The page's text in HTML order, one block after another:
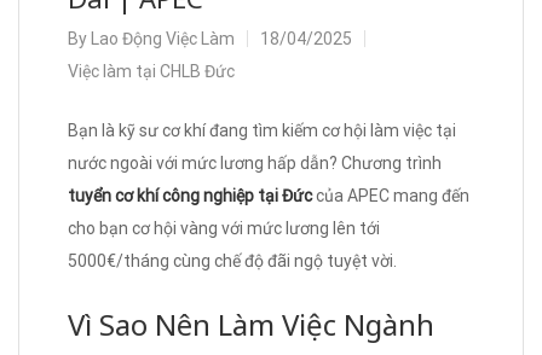
By Lao Động Việc Làm
18/04/2025
Việc làm tại CHLB Đức
Bạn là kỹ sư cơ khí đang tìm kiếm cơ hội làm việc tại
nước ngoài với mức lương hấp dẫn? Chương trình
tuyển cơ khí công nghiệp tại Đứccủa APEC mang đến
cho bạn cơ hội vàng với mức lương lên tới
5000€/tháng cùng chế độ đãi ngộ tuyệt vời.
Vì Sao Nên Làm Việc Ngành